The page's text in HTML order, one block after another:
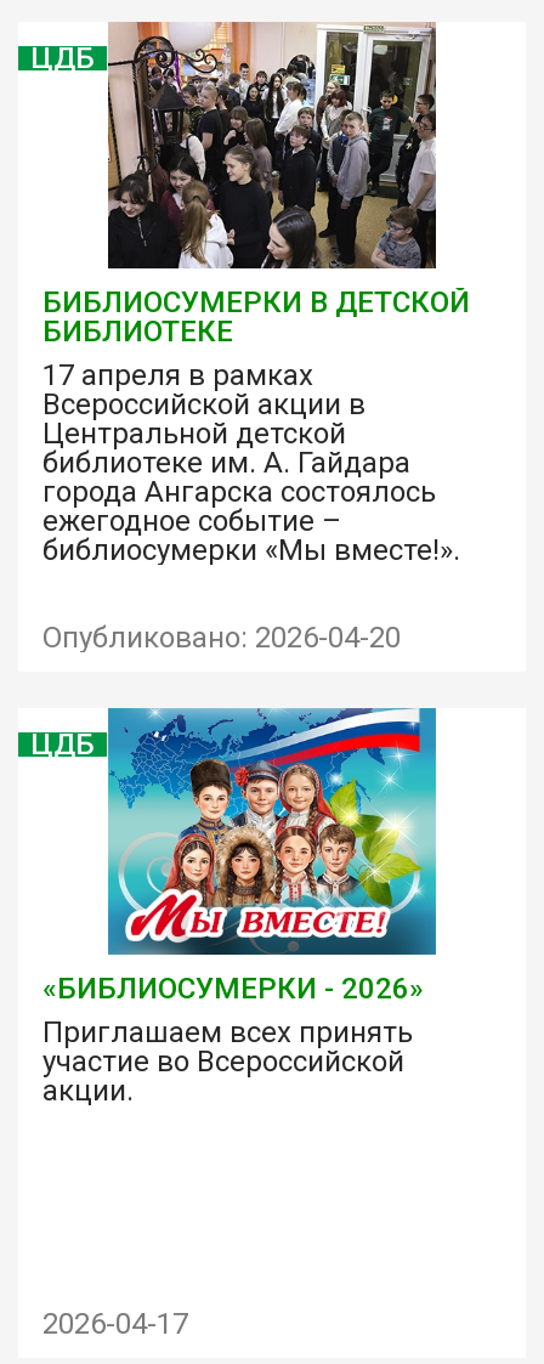
ЦДБ
БИБЛИОСУМЕРКИ В ДЕТСКОЙ
БИБЛИОТЕКЕ
17 апреля в рамках
Всероссийской акции в
Центральной детской
библиотеке им. А. Гайдара
города Ангарска состоялось
ежегодное событие –
библиосумерки «Мы вместе!».
Опубликовано: 2026-04-20
ЦДБ
«БИБЛИОСУМЕРКИ - 2026»
Приглашаем всех принять
участие во Всероссийской
акции.
2026-04-17